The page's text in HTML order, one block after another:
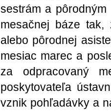
sestrám a
mesačnej báze
alebo pôrodnej
mesiac marec a
za odpracovaný
poskytovateľa
vznik pohľadávky a